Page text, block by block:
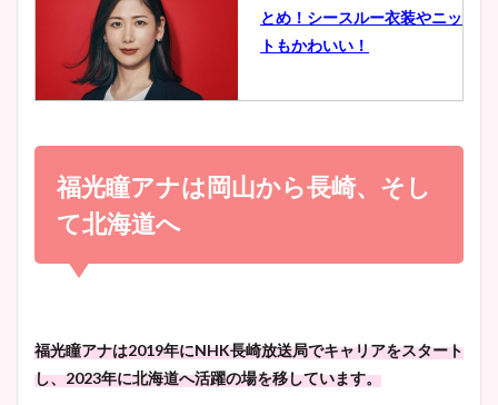
豊島実季アナのカップ画像ま
とめ！美脚や水着姿に年齢も
宇賀神メグアナのニット画像
池谷実悠アナのメガネ画像が
かわいい！カップや水着姿も
とめ！シースルー衣装やニッ
トもかわいい！
小室瑛莉子のカップ画像まと
め！足が美脚でニット衣装も
かわいい！
wikiプロフもチェック！
福光瞳アナは岡山から長崎、そし
て北海道へ
福光瞳アナは2019年にNHK長崎放送局でキャリアをスタート
し、2023年に北海道へ活躍の場を移しています。